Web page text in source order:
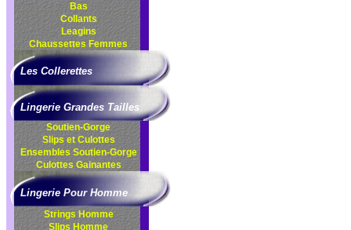
Bas
Collants
Leagins
Chaussettes Femmes
Les Collerettes
Lingerie Grandes Tailles
Soutien-Gorge
Slips et Culottes
EnsemblesSoutien-Gorge
CulottesGainantes
Lingerie Pour Homme
Strings Homme
Slips Homme